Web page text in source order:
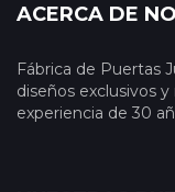
ACERCA DE
Fábrica de Puertas
diseños exclusivos
experiencia de 30